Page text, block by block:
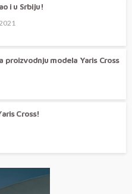
i u Srbiju!
proizvodnju modela Yaris Cross
Cross!